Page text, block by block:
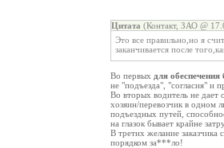
Цитата (Контакт, ЗАО @
Это все правильно,но я
заканчивается после
Во первых для обеспечения
не "подъезда", "согласия" и
Во вторых водитель не дает
хозяин/перевозчик в одном
подъездных путей,
на глазок бывает крайне
В третих желание заказчика
порядком за***ло!